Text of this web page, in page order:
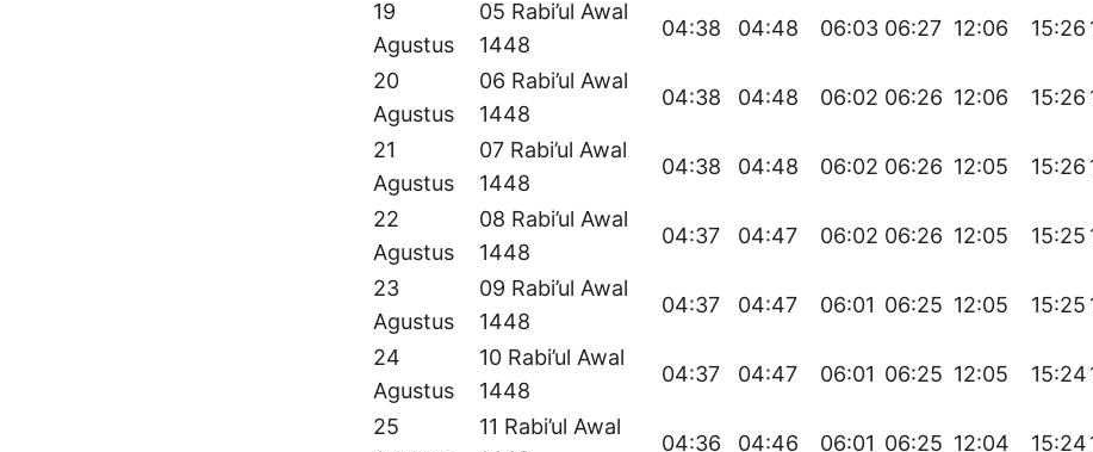
19
Agustus
05 Rabi’ul Awal
1448
04:38 04:48 06:03 06:27 12:06 15:26
20
Agustus
06 Rabi’ul Awal
1448
04:38 04:48 06:02 06:26 12:06 15:26
21
Agustus
07 Rabi’ul Awal
1448
04:38 04:48 06:02 06:26 12:05 15:26
22
Agustus
08 Rabi’ul Awal
1448
04:37 04:47 06:02 06:26 12:05 15:25
23
Agustus
09 Rabi’ul Awal
1448
04:37 04:47 06:01 06:25 12:05 15:25
24
Agustus
10 Rabi’ul Awal
1448
04:37 04:47 06:01 06:25 12:05 15:24
25
11 Rabi’ul Awal
04:36 04:46 06:01 06:25 12:04 15:24